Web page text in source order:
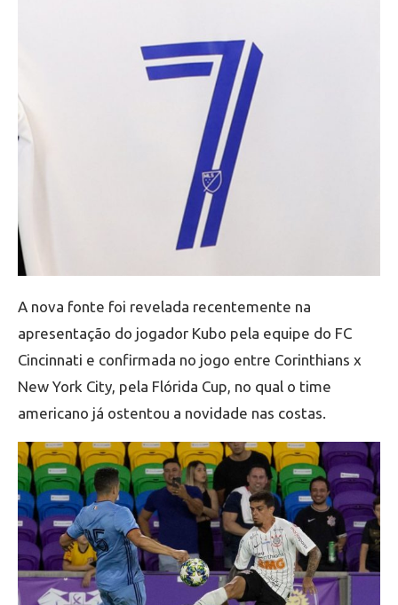
A nova fonte foi revelada recentemente na
apresentação do jogador Kubo pela equipe do FC
Cincinnati e confirmada no jogo entre Corinthians x
New York City, pela Flórida Cup, no qual o time
americano já ostentou a novidade nas costas.